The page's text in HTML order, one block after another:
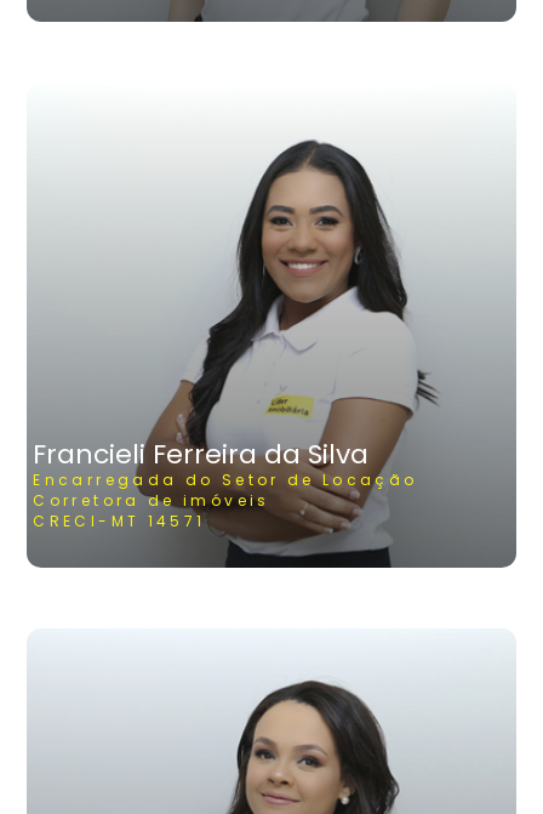
Francieli Ferreira da Silva
Encarregada do Setor de Locação
Corretora de imóveis
CRECI-MT 14571